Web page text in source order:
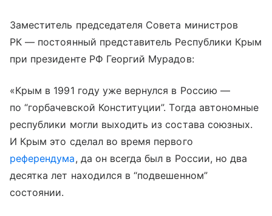
Заместитель председателя Совета министров
РК — постоянный представитель Республики Крым
при президенте РФ Георгий Мурадов:
«Крым в 1991 году уже вернулся в Россию —
по “горбачевской Конституции”. Тогда автономные
республики могли выходить из состава союзных.
И Крым это сделал во время первого
референдума, да он всегда был в России, но два
десятка лет находился в “подвешенном”
состоянии.